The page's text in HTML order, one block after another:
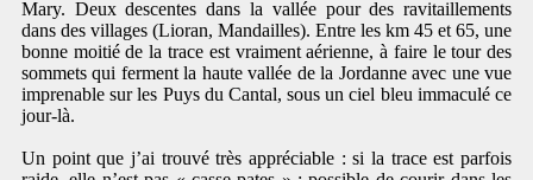
Mary. Deux descentes dans la vallée pour des ravitaillements
dans des villages (Lioran, Mandailles). Entre les km 45 et 65, une
bonne moitié de la trace est vraiment aérienne, à faire le tour des
sommets qui ferment la haute vallée de la Jordanne avec une vue
imprenable sur les Puys du Cantal, sous un ciel bleu immaculé ce
jour-là.
Un point que j’ai trouvé très appréciable : si la trace est parfois